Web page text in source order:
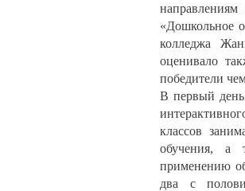
«Дошкольное
колледжа
оценивало
победители
В первый день
классов
обучения, а
применению
два с